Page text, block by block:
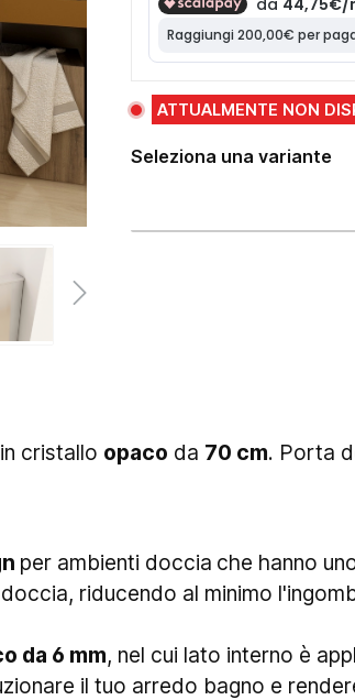
ATTUALMENTE NON
Seleziona una variante
in cristallo opaco da 70 cm. Porta
per ambienti doccia che hanno
riducendo al minimo
da 6 mm, nel cui lato interno è
il tuo arredo bagno e